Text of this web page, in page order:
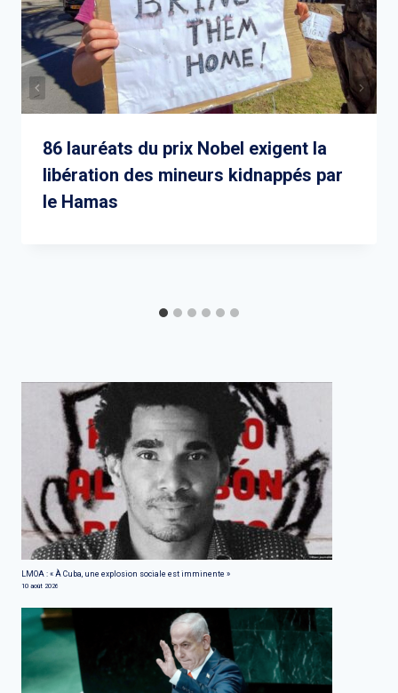
86 lauréats du prix Nobel exigent la
libération des mineurs kidnappés par
le Hamas
LMOA : « À Cuba, une explosion sociale est imminente »
10 août 2026